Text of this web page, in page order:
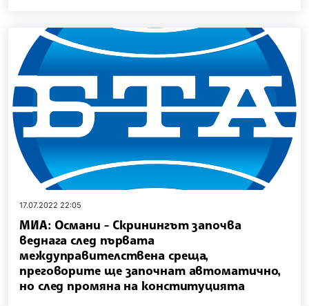
17.07.2022 22:05
МИА: Османи - Скринингът започва
веднага след първата
междуправителствена среща,
преговорите ще започнат автоматично,
но след промяна на конституцията